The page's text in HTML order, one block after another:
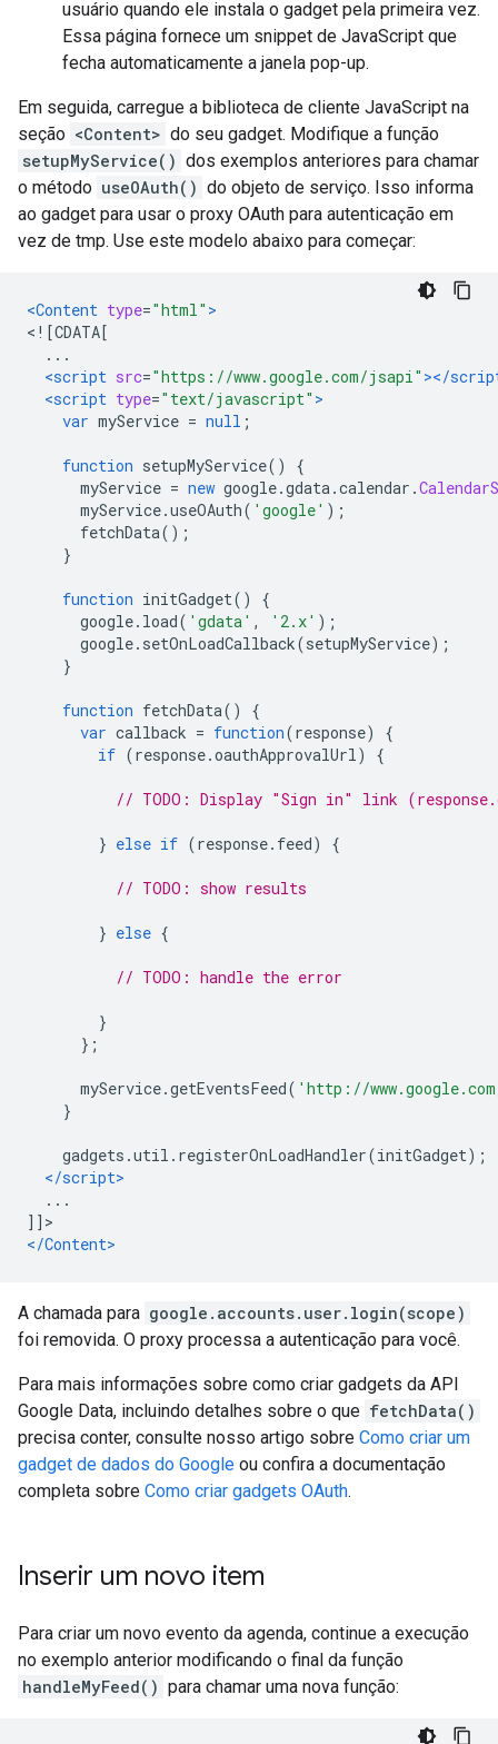
usuário quando ele instala o gadget pela primeira vez.
Essa página fornece um snippet de JavaScript que
fecha automaticamente a janela pop-up.
Em seguida, carregue a biblioteca de cliente JavaScript na
seção <Content> do seu gadget. Modifique a função
setupMyService() dos exemplos anteriores para chamar
o método useOAuth() do objeto de serviço. Isso informa
ao gadget para usar o proxy OAuth para autenticação em
vez de tmp. Use este modelo abaixo para começar:
<Content type="html" >
<![CDATA[
...
<script src="https://www.google.com/jsapi" ></
<script type="text/javascript" >
var myService = null ;
function setupMyService()
{
myService = new google.gdata.calendar .
myService.useOAuth( 'google' );
fetchData();
}
function initGadget()
{
google. load( 'gdata' , '2.x' );
google. setOnLoadCallback(setupMyService);
}
function fetchData()
{
var callback = function(response)
{
if (response.oauthApprovalUrl) {
// TODO: Display "Sign in" link
} else if (response. feed) {
// TODO: show results
} else {
// TODO: handle the error
}
};
myService.getEventsFeed( 'http://
}
gadgets .util . registerOnLoadHandler(initGadget);
</script>
...
]]>
</Content>
A chamada para google.accounts.user.login(scope)
foi removida. O proxy processa a autenticação para você.
Para mais informações sobre como criar gadgets da API
Google Data, incluindo detalhes sobre o que fetchData()
precisa conter, consulte nosso artigo sobre Como criar um
gadget de dados do Google ou confira a documentação
completa sobre Como criar gadgets OAuth.
Inserir um novo item
Para criar um novo evento da agenda, continue a execução
no exemplo anterior modificando o final da função
handleMyFeed() para chamar uma nova função: